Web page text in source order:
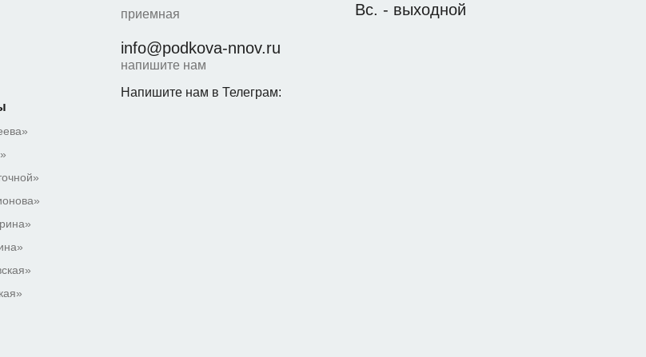
приемная
info@podkova-nnov.ru
напишите нам
Напишите нам в Телеграм:
Вс. - выходной